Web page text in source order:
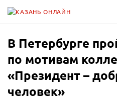
В Петербурге
по мотивам
«Президент –
человек»